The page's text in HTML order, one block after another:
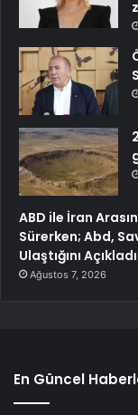
ABD ile İran
Sürerken; Abd,
Ulaştığını Açıkladı
Ağustos 7, 2026
En Güncel